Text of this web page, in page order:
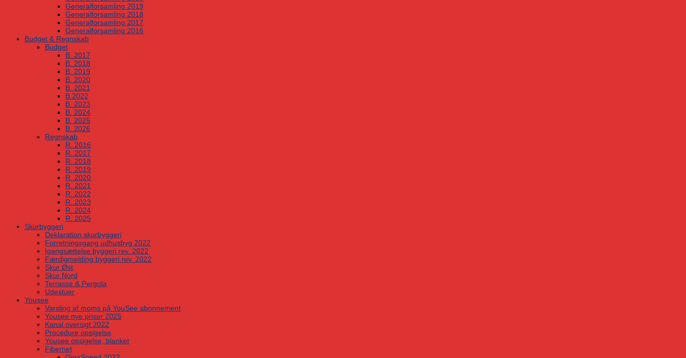
Generalforsamling 2019
Generalforsamling 2018
Generalforsamling 2017
Generalforsamling 2016
Budget & Regnskab
Budget
B. 2017
B. 2018
B. 2019
B. 2020
B. 2021
B.2022
B. 2023
B. 2024
B. 2025
B. 2026
Regnskab
R. 2016
R. 2017
R. 2018
R. 2019
R. 2020
R. 2021
R. 2022
R. 2023
R. 2024
R. 2025
Skurbyggeri
Deklaration skurbyggeri
Forretningsgang udhusbyg 2022
Igangsættelse byggeri rev. 2022
Færdigmelding byggeri rev. 2022
Skur Øst
Skur Nord
Terrasse & Pergola
Udestuer
Yousee
Varsling af moms på YouSee abonnement
Yousee nye priser 2025
Kanal oversigt 2022
Procedure opsigelse
Yousee opsigelse, blanket
Fibernet